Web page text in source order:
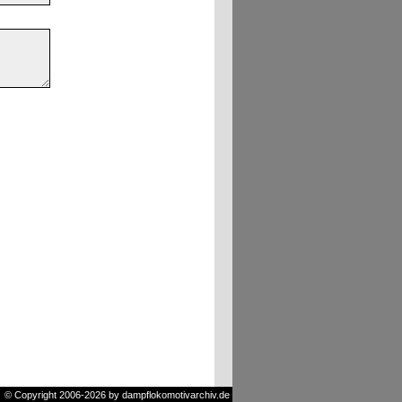
© Copyright 2006-2026 by dampflokomotivarchiv.de